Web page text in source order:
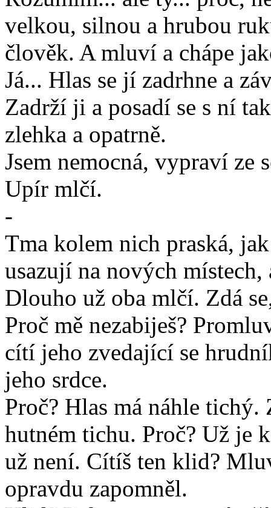
velkou, silnou a hrubou
člověk. A mluví a chápe
Já... Hlas se jí zadrhne a
Zadrží ji a posadí se s ní
zlehka a opatrně.
Jsem nemocná, vypraví ze
Upír mlčí.
-
Tma kolem nich praská,
usazují na nových
Dlouho už oba mlčí. Zdá
Proč mě nezabiješ?
cítí jeho zvedající se
jeho srdce.
Proč? Hlas má náhle tichý.
hutném tichu. Proč? Už je
už není. Cítíš ten klid?
opravdu zapomněl.